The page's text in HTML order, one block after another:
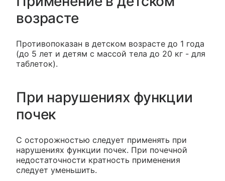
возрасте
Противопоказан в детском возрасте до 1 года
(до 5 лет и детям с массой тела до 20 кг - для
таблеток).
При нарушениях функции
почек
С осторожностью следует применять при
нарушениях функции почек. При почечной
недостаточности кратность применения
следует уменьшить.